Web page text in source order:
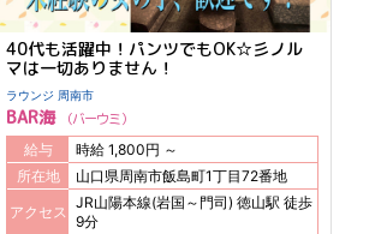
40代も活躍中！パンツでもOK☆彡ノル
マは一切ありません！
ラウンジ 周南市
BAR海 バーウミ
給与
時給 1,800円 ～
所在地
山口県周南市飯島町1丁目72番地
アクセス
JR山陽本線(岩国～門司) 徳山駅 徒歩
9分